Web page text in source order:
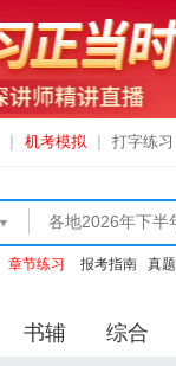
机考模拟 打字练习
章节练习 报考指南 真题
书辅 综合